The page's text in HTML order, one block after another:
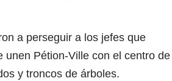
a perseguir a los jefes que
unen Pétion-Ville con el centro de
​​y troncos de árboles.